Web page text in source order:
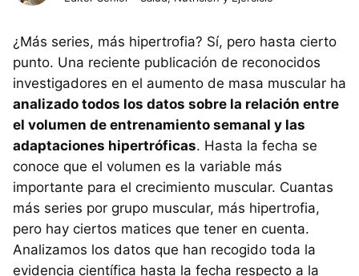
¿Más series, más hipertrofia? Sí, pero hasta cierto
punto. Una reciente publicación de reconocidos
investigadores en el aumento de masa muscular ha
analizado todos los datos sobre la relación entre
el volumen de entrenamiento semanal y las
adaptaciones hipertróficas. Hasta la fecha se
conoce que el volumen es la variable más
importante para el crecimiento muscular. Cuantas
más series por grupo muscular, más hipertrofia,
pero hay ciertos matices que tener en cuenta.
Analizamos los datos que han recogido toda la
evidencia científica hasta la fecha respecto a la